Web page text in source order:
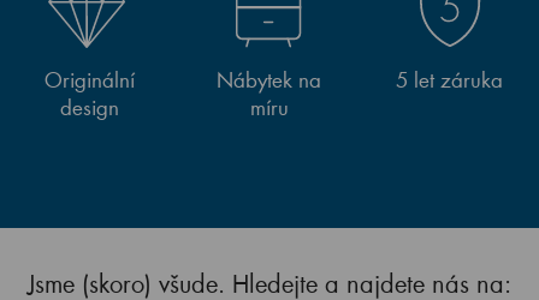
Originální
design
Nábytek na
míru
5 let záruka
Jsme (skoro) všude. Hledejte a najdete nás na: